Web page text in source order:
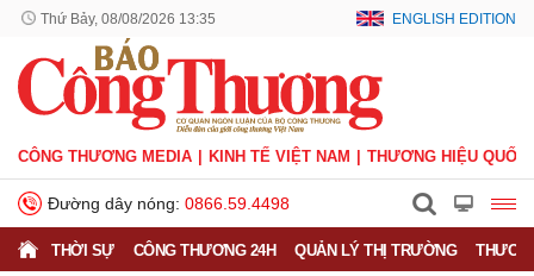
Thứ Bảy, 08/08/2026 13:35 ENGLISH EDITION
CÔNG THƯƠNG MEDIA KINH TẾ VIỆT NAM THƯƠNG HIỆU QUỐC
Đường dây nóng: 0866.59.4498
THỜI SỰ CÔNG THƯƠNG 24H QUẢN LÝ THỊ TRƯỜNG